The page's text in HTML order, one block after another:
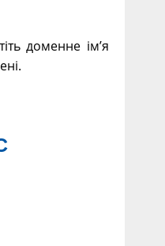
доменне ім’я